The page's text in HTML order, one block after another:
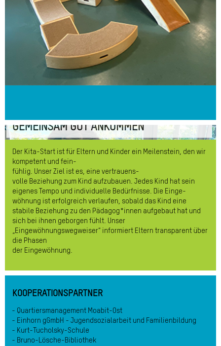
GEMEINSAM GUT ANKOMMEN
Der Kita-Start ist für Eltern und Kinder ein Meilenstein, den wir
kompetent und fein-
fühlig. Unser Ziel ist es, eine vertrauens-
volle Beziehung zum Kind aufzubauen. Jedes Kind hat sein
eigenes Tempo und individuelle Bedürfnisse. Die Einge-
wöhnung ist erfolgreich verlaufen, sobald das Kind eine
stabile Beziehung zu den Pädagog*innen aufgebaut hat und
sich bei ihnen geborgen fühlt. Unser
„Eingewöhnungswegweiser“ informiert Eltern transparent über
die Phasen
der Eingewöhnung.
KOOPERATIONSPARTNER
Quartiersmanagement Moabit-Ost
Einhorn gGmbH - Jugendsozialarbeit und Familienbildung
Kurt-Tucholsky-Schule
Bruno-Lösche-Bibliothek